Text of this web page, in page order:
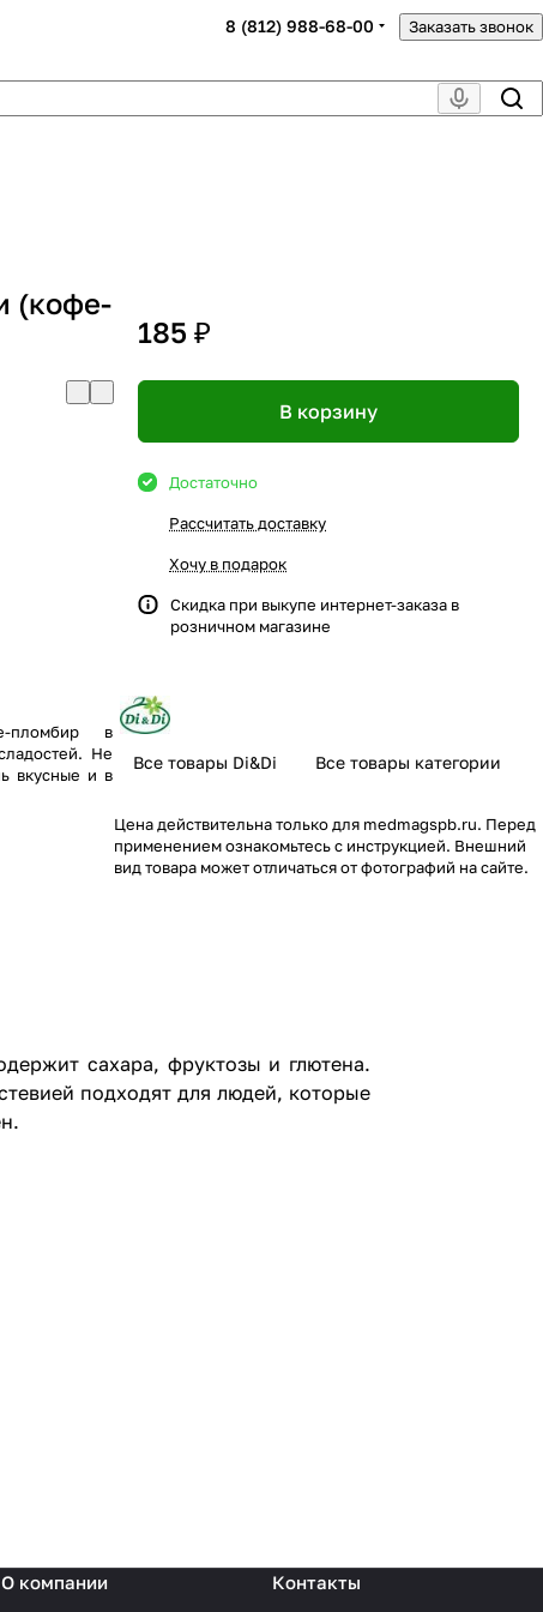
8 (812) 988-68-00 Заказать звонок
(кофе-
пломбир в
Не
вкусные и в
185 ₽
В корзину
Достаточно
Рассчитать доставку
Хочу в подарок
Скидка при выкупе интернет-заказа в
розничном магазине
Все товары Di&Di Все товары категории
Цена действительна только для medmagspb.ru. Перед
применением ознакомьтесь с инструкцией. Внешний
вид товара может отличаться от фотографий на сайте.
сахара, фруктозы и глютена.
подходят для людей, которые
О компании Контакты